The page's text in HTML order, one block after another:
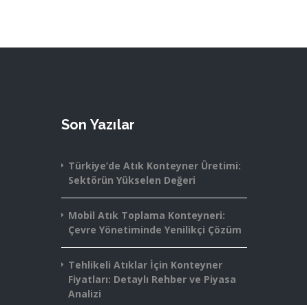
Son Yazılar
Türkiye’de Atık Konteyner Üretimi:
Sektörün Yükselen Değeri
Mobil Atık Toplama Konteyneri:
Çevre Yönetiminde Yenilikçi Çözüm
Tehlikeli Atıklar İçin Konteyner
Fiyatları: Detaylı Rehber ve Piyasa
Analizi